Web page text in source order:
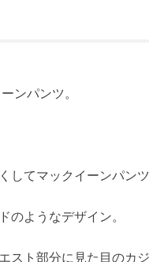
ンパンツ。
てマックイーンパンツ
ようなデザイン。
スト部分に見た目のカ